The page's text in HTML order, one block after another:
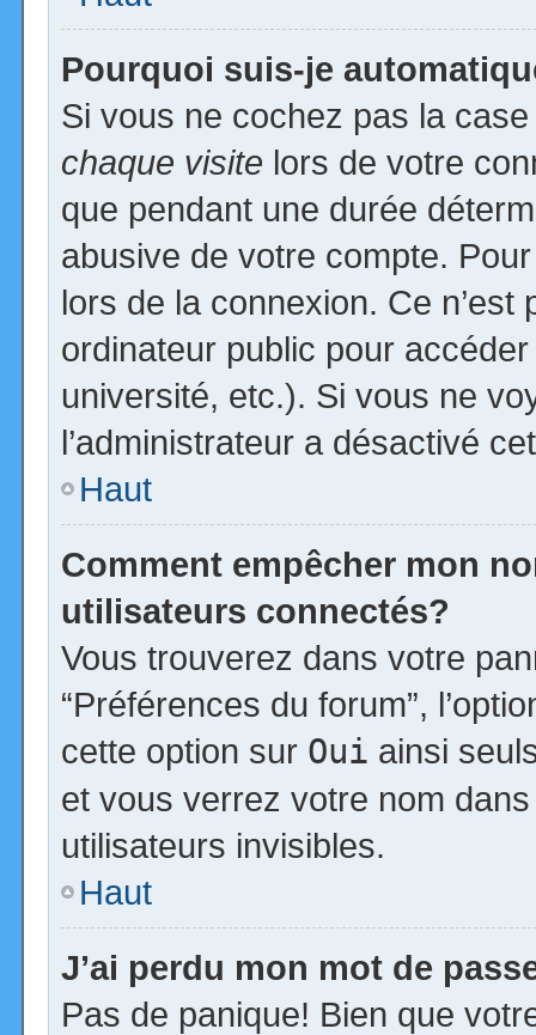
Pourquoi suis-je
Si vous ne cochez pas la
chaque visite lors de votre
que pendant une durée
abusive de votre compte.
lors de la connexion. Ce
ordinateur public pour
université, etc.). Si vous ne
l’administrateur a désactivé
Haut
Comment empêcher mon
utilisateurs connectés?
Vous trouverez dans votre
“Préférences du forum”,
cette option sur Oui ainsi
et vous verrez votre nom
utilisateurs invisibles.
Haut
J’ai perdu mon mot de
Pas de panique! Bien que